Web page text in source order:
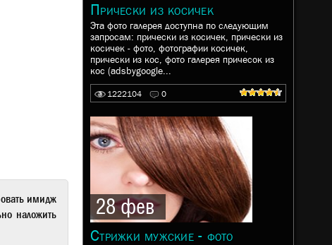
имидж
наложить
Прически из косичек
Эта фото галерея доступна по следующим
запросам: прически из косичек, прически из
косичек - фото, фотографии косичек,
прически из кос, фото галерея причесок из
кос (adsbygoogle...
1222104 0
28 фев
Стрижки мужские - фото